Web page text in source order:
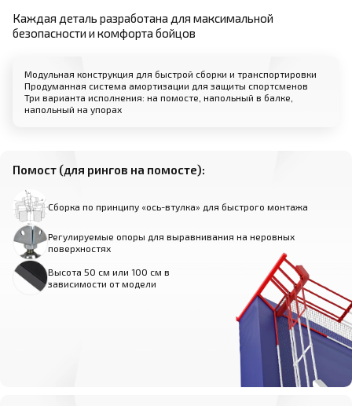
Каждая деталь разработана для максимальной
безопасности и комфорта бойцов
Модульная конструкция для быстрой сборки и транспортировки
Продуманная система амортизации для защиты спортсменов
Три варианта исполнения: на помосте, напольный в балке,
напольный на упорах
Помост (для рингов на помосте):
Сборка по принципу «ось-втулка» для быстрого монтажа
Регулируемые опоры для выравнивания на неровных
поверхностях
Высота 50 см или 100 см в
зависимости от модели